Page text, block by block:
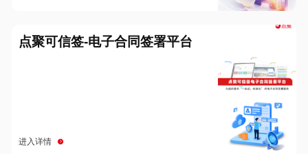
点聚可信签-电子合同签署平台
进入详情